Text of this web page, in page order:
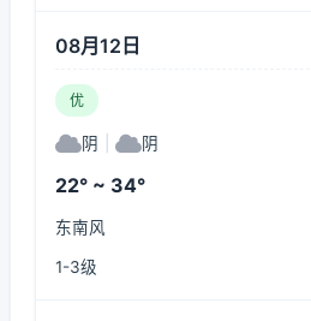
08月12日
优
阴 阴
22° ~ 34°
东南风
1-3级